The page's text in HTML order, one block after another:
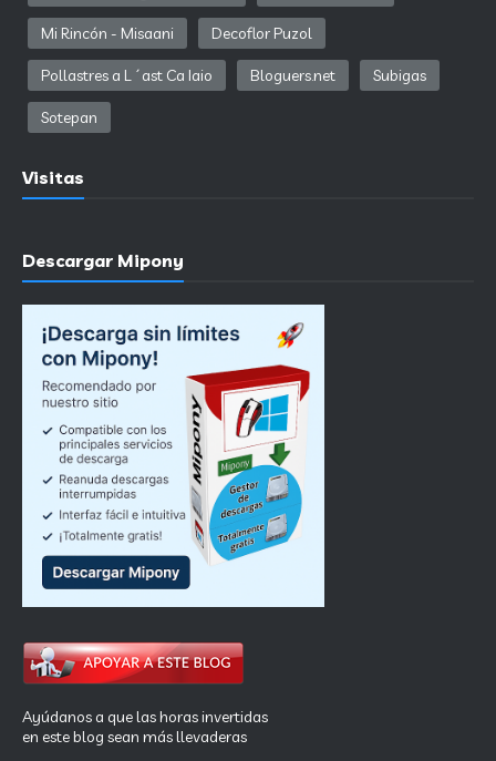
Mi Rincón - Misaani Decoflor Puzol
Pollastres a L´ast Ca Iaio Bloguers.net Subigas
Sotepan
Visitas
Descargar Mipony
Ayúdanos a que las horas invertidas
en este blog sean más llevaderas